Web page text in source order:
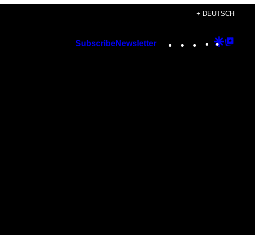
+ DEUTSCH
SubscribeNewsletter Instagram
TikTok
YouTube
Google